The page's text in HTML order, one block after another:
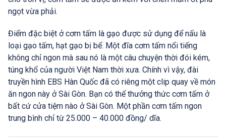
ngọt vừa phải.
Điểm đặc biệt ở cơm tấm là gạo được sử dụng để nấu là
loại gạo tấm, hạt gạo bị bể. Một đĩa cơm tấm nổi tiếng
không chỉ ngon mà sau nó là một câu chuyện thời đói kém,
túng khổ của người Việt Nam thời xưa. Chính vì vậy, đài
truyền hình EBS Hàn Quốc đã có riêng một clip quay về món
ăn ngon này ở Sài Gòn. Bạn có thể thưởng thức cơm tấm ở
bất cứ cửa tiệm nào ở Sài Gòn. Một phần cơm tấm ngon
trung bình chỉ từ 25.000 – 40.000 đồng/ dĩa.